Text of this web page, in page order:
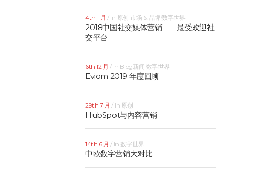
4th 1 月 In 原创 市场 & 品牌 数字世界
2018中国社交媒体营销——最受欢迎社
交平台
6th 12 月 In Blog新闻 数字世界
Eviom 2019 年度回顾
29th 7 月 In 原创
HubSpot与内容营销
14th 6 月 In数字世界
中欧数字营销大对比